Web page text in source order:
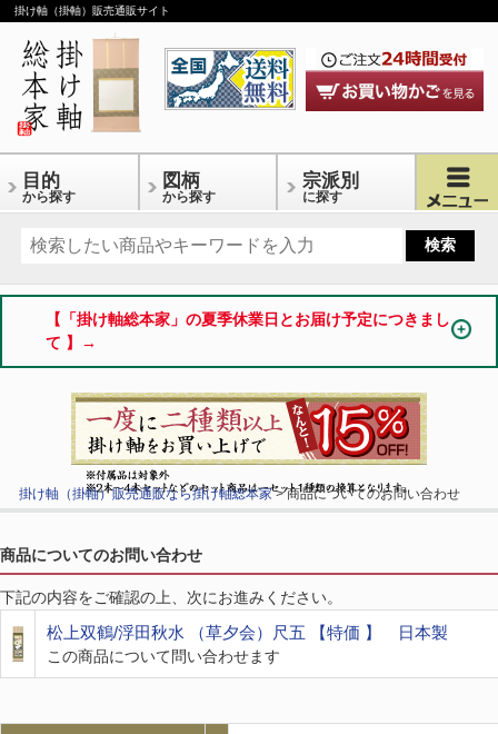
掛け軸（掛軸）販売通販サイト
目的
から探す
図柄
から探す
宗派別
に探す
【「掛け軸総本家」の夏季休業日とお届け予定につきまし
て 】→
掛け軸（掛軸）販売通販なら掛け軸総本家> 商品についてのお問い合わせ
商品についてのお問い合わせ
下記の内容をご確認の上、次にお進みください。
松上双鶴/浮田秋水 （草夕会）尺五 【特価 】 日本製
この商品について問い合わせます